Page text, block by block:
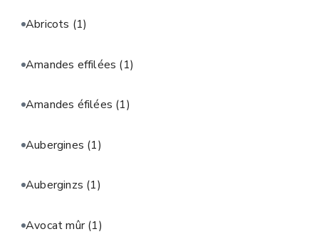
Abricots (1)
Amandes effilées (1)
Amandes éfilées (1)
Aubergines (1)
Auberginzs (1)
Avocat mûr(1)